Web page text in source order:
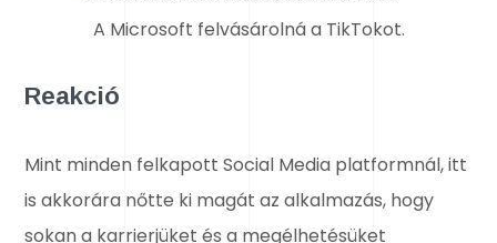
A Microsoft felvásárolná a TikTokot.
Reakció
Mint minden felkapott Social Media platformnál, itt
is akkorára nőtte ki magát az alkalmazás, hogy
sokan a karrierjüket és a megélhetésüket